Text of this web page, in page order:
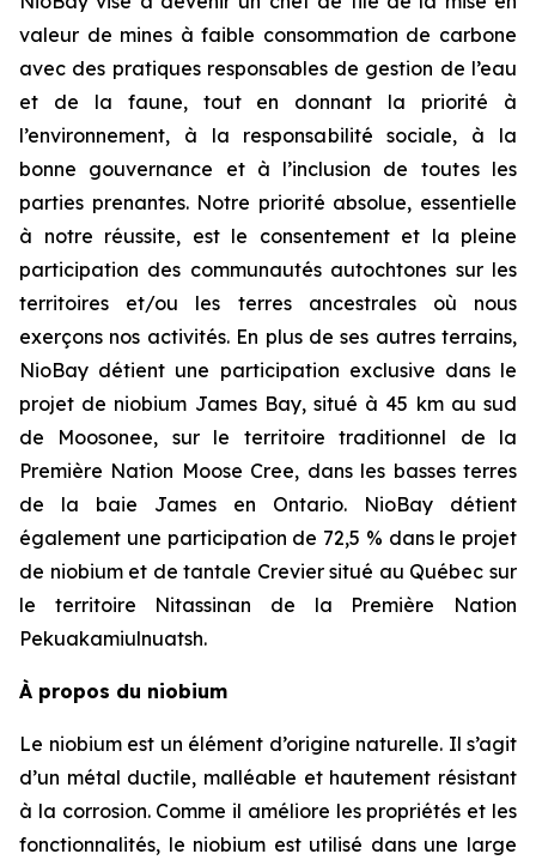
valeur de mines à faible consommation de carbone
avec des pratiques responsables de gestion de l’eau
et de la faune, tout en donnant la priorité à
l’environnement, à la responsabilité sociale, à la
bonne gouvernance et à l’inclusion de toutes les
parties prenantes. Notre priorité absolue, essentielle
à notre réussite, est le consentement et la pleine
participation des communautés autochtones sur les
territoires et/ou les terres ancestrales où nous
exerçons nos activités. En plus de ses autres terrains,
NioBay détient une participation exclusive dans le
projet de niobium James Bay, situé à 45 km au sud
de Moosonee, sur le territoire traditionnel de la
Première Nation Moose Cree, dans les basses terres
de la baie James en Ontario. NioBay détient
également une participation de 72,5 % dans le projet
de niobium et de tantale Crevier situé au Québec sur
le territoire Nitassinan de la Première Nation
Pekuakamiulnuatsh.
À propos du niobium
Le niobium est un élément d’origine naturelle. Il s’agit
d’un métal ductile, malléable et hautement résistant
à la corrosion. Comme il améliore les propriétés et les
fonctionnalités, le niobium est utilisé dans une large